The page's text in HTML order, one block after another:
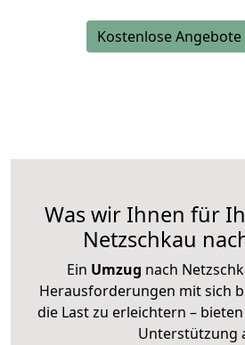
Kostenlose
Was wir Ihnen für
Netzschkau
Ein Umzug nach
Herausforderungen mit sich
die Last zu erleichtern –
Unterstützung